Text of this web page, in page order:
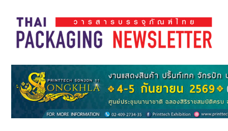
main
content
secondary
menu
primary
sidebar
footer
Thai
Pack
Magazine
Pack
Magazine